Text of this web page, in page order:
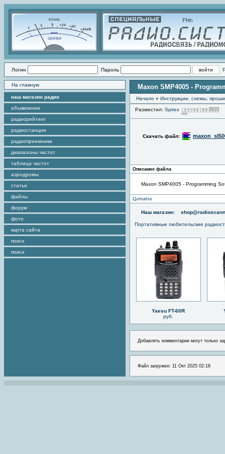
Логин Пароль
На главную
наш магазин радио
объявления
радиорейтинг
радиостанции
радиоприемники
диапазоны частот
таблица частот
аэродромы
статьи
файлы
форум
фото
карта сайта
поиск
поиск
Maxon SMP4005 -
Начало » Инструкции, схемы,
Разместил: Spirex
Скачать файл:
Описание файла
Maxon SMP4005 - Programming
Цитата
Наш магазин:
Портативные любительские
Yaesu FT-60R
руб.
Добавлять комментарии могут только
Файл загружен: 11 Окт 2025 02:18